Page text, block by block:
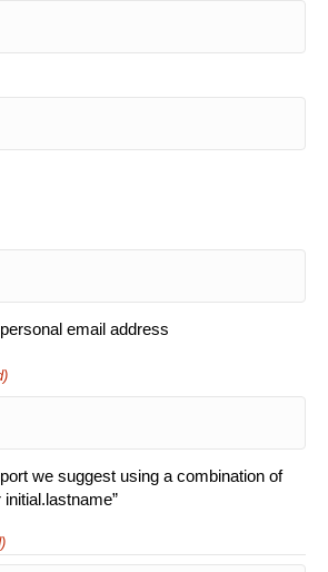
email address
we suggest using a combination of